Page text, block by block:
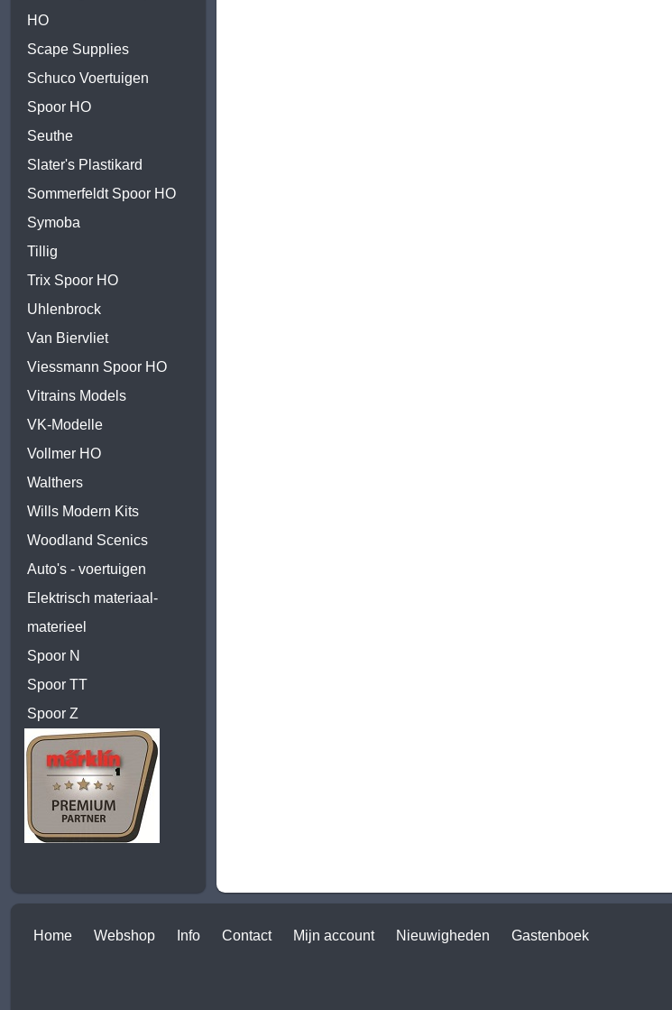
HO
Scape Supplies
Schuco Voertuigen
Spoor HO
Seuthe
Slater's Plastikard
Sommerfeldt Spoor HO
Symoba
Tillig
Trix Spoor HO
Uhlenbrock
Van Biervliet
Viessmann Spoor HO
Vitrains Models
VK-Modelle
Vollmer HO
Walthers
Wills Modern Kits
Woodland Scenics
Auto's - voertuigen
Elektrisch materiaal-
materieel
Spoor N
Spoor TT
Spoor Z
Home Webshop Info Contact Mijn account Nieuwigheden Gastenboek